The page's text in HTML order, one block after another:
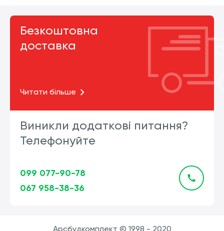
Безкоштовна
доставка
Читати більше
Виникли додаткові питання?
Телефонуйте
099 077-90-78
067 958-38-36
Арсбудкомплект © 1998 - 2020